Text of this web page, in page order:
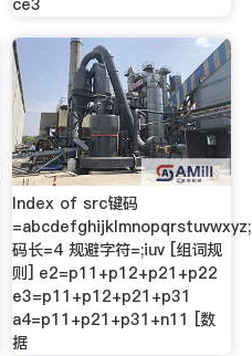
Index of src键码
码长=4 规避字符=;iuv [组词规
则] e2=p11+p12+p21+p22
e3=p11+p12+p21+p31
a4=p11+p21+p31+n11 [数
据